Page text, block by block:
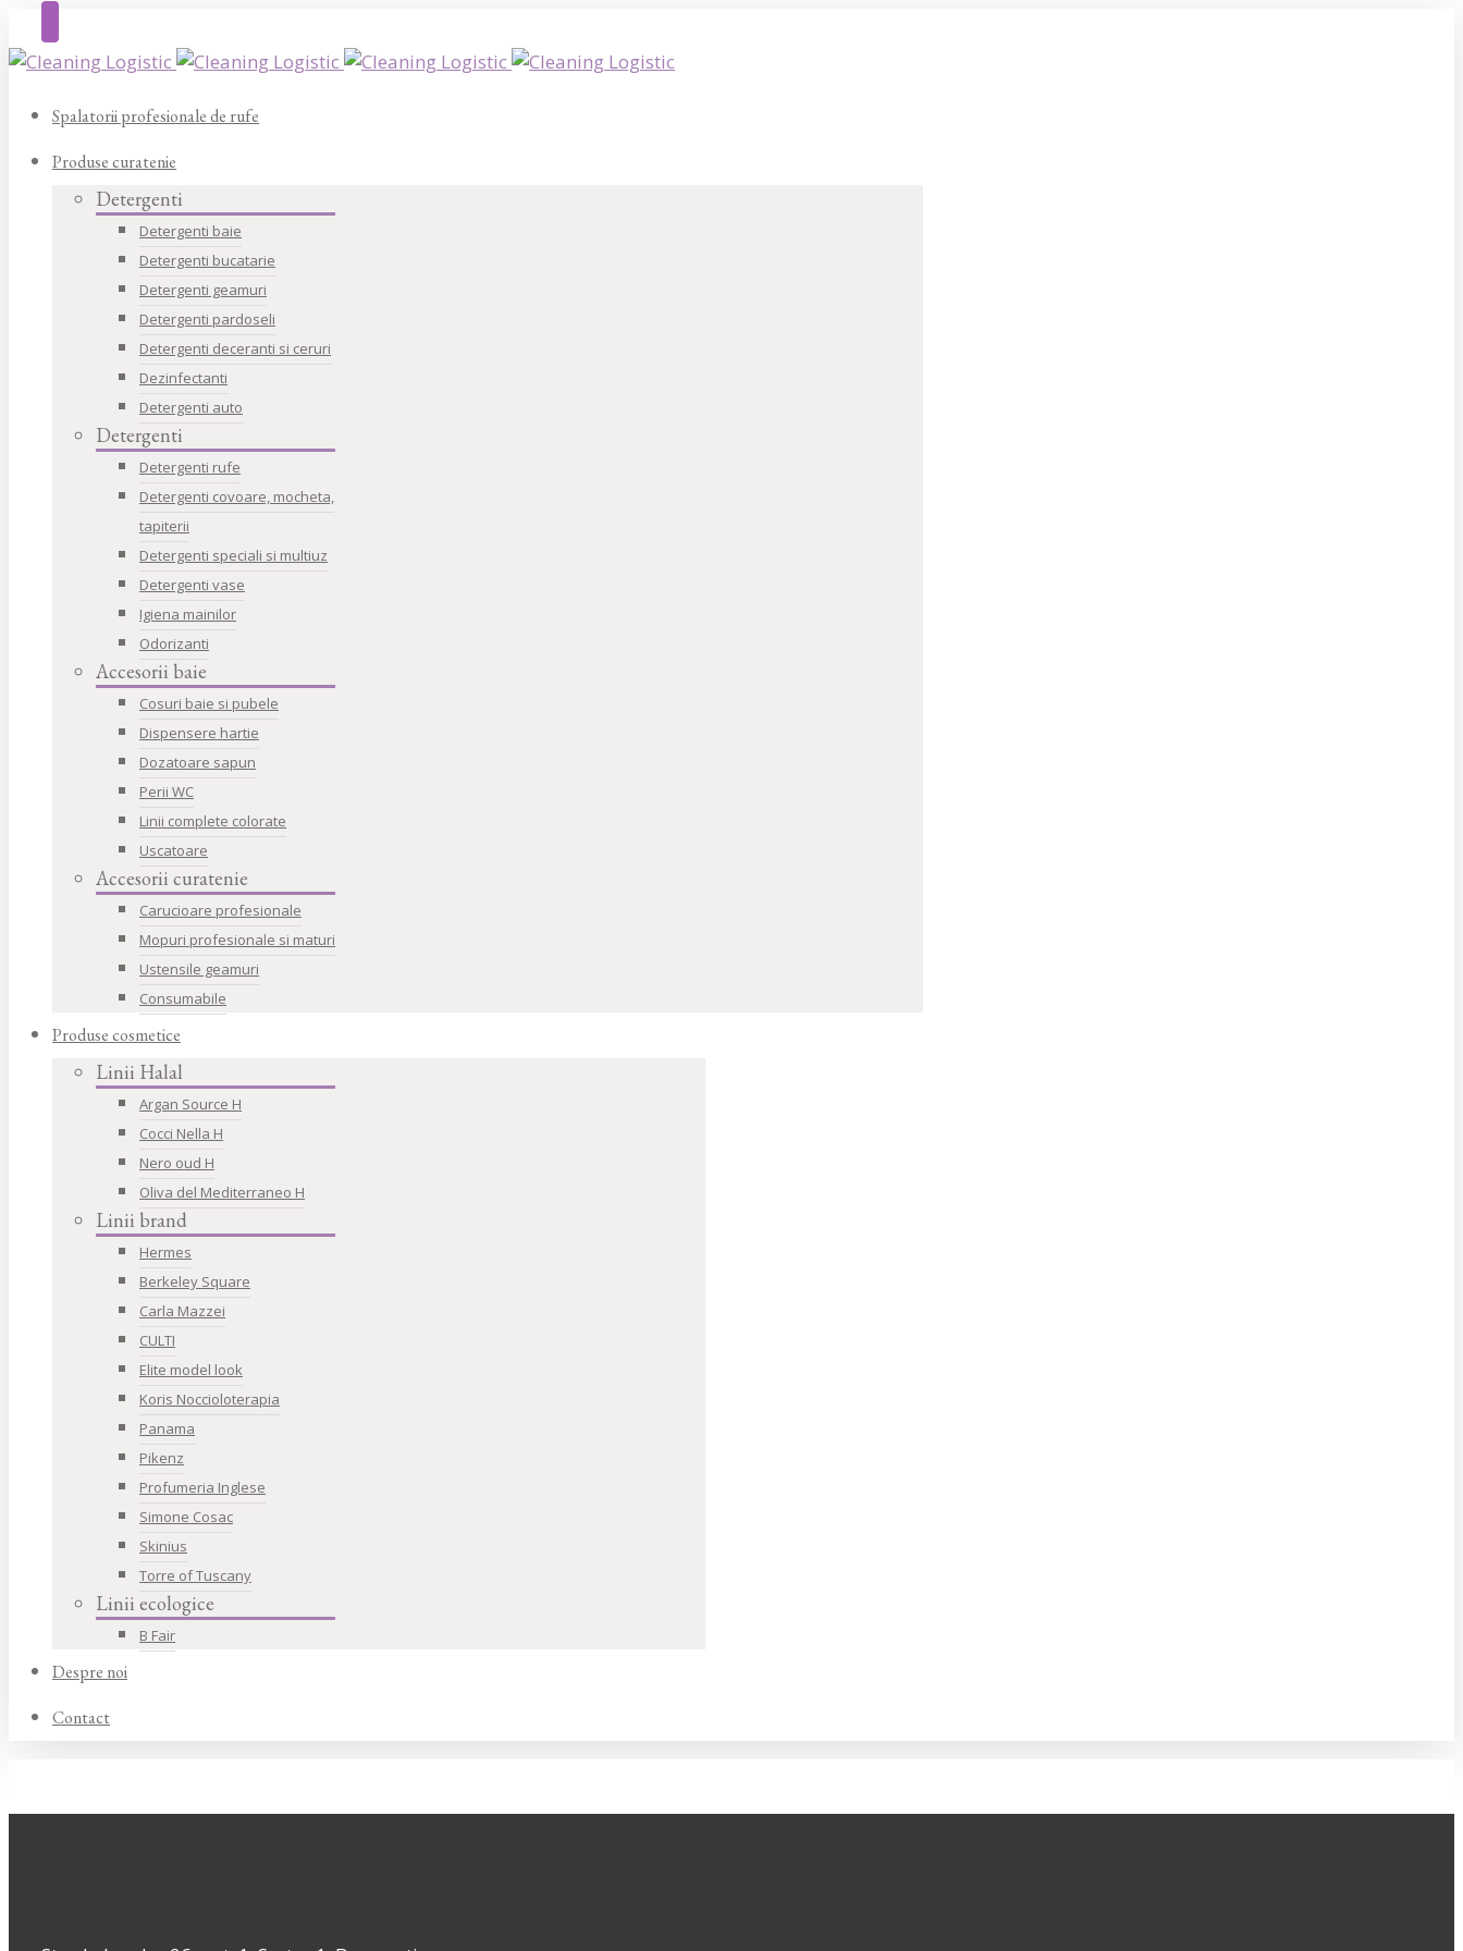
Spalatorii profesionale de rufe
Produse curatenie
Detergenti
Detergenti baie
Detergenti bucatarie
Detergenti geamuri
Detergenti pardoseli
Detergenti deceranti si ceruri
Dezinfectanti
Detergenti auto
Detergenti
Detergenti rufe
Detergenti covoare, mocheta,
tapiterii
Detergenti speciali si multiuz
Detergenti vase
Igiena mainilor
Odorizanti
Accesorii baie
Cosuri baie si pubele
Dispensere hartie
Dozatoare sapun
Perii WC
Linii complete colorate
Uscatoare
Accesorii curatenie
Carucioare profesionale
Mopuri profesionale si maturi
Ustensile geamuri
Consumabile
Produse cosmetice
Linii Halal
Argan Source H
Cocci Nella H
Nero oud H
Oliva del Mediterraneo H
Linii brand
Hermes
Berkeley Square
Carla Mazzei
CULTI
Elite model look
Koris Noccioloterapia
Panama
Pikenz
Profumeria Inglese
Simone Cosac
Skinius
Torre of Tuscany
Linii ecologice
B Fair
Despre noi
Contact